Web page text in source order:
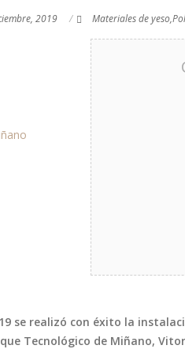
2019 Materiales de yeso,
se realizó con éxito la
Tecnológico de Miñano,